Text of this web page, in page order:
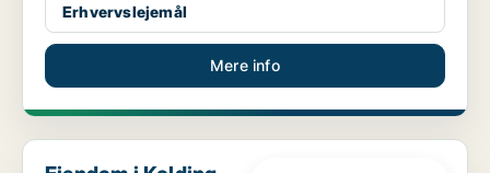
Erhvervslejemål
Mere info
Ejendom i Kolding